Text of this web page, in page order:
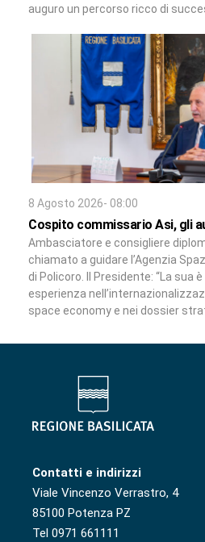
auguro un percorso ricco di
8 Agosto 2026- 08:00
Cospito commissario Asi, gli
Ambasciatore e consigliere
chiamato a guidare l’Agenzia
di Policoro. Il Presidente: “La sua
esperienza
space economy e nei dossier
Contatti e indirizzi
Viale Vincenzo Verrastro, 4
85100 Potenza PZ
Tel 0971 661111